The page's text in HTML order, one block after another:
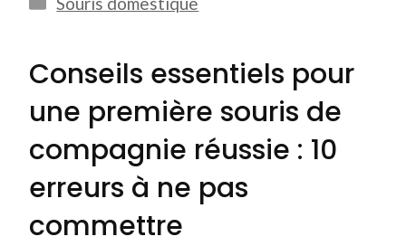
Conseils essentiels pour
une première souris de
compagnie réussie : 10
erreurs à ne pas
commettre